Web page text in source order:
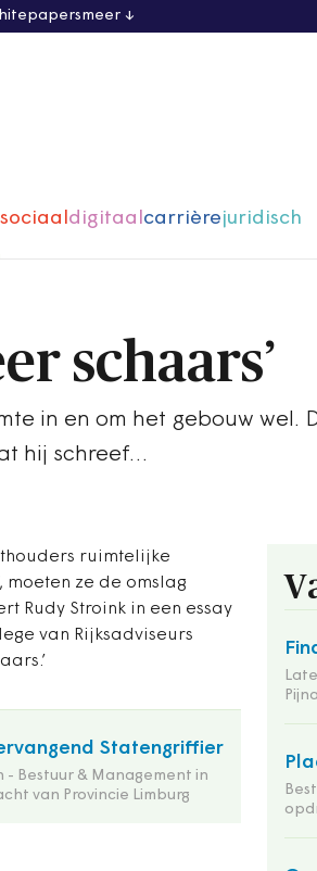
meer
sociaaldigitaalcarrièrejuridisch
schaars’
in en om het gebouw wel.
hij schreef…
ruimtelijke
moeten ze de omslag
Rudy Stroink in een essay
van Rijksadviseurs
Statengriffier
- Bestuur & Management in
van Provincie Limburg